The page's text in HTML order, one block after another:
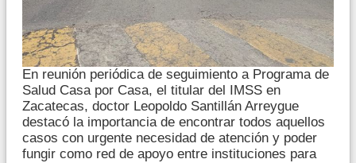
En reunión periódica de seguimiento a Programa de
Salud Casa por Casa, el titular del IMSS en
Zacatecas, doctor Leopoldo Santillán Arreygue
destacó la importancia de encontrar todos aquellos
casos con urgente necesidad de atención y poder
fungir como red de apoyo entre instituciones para